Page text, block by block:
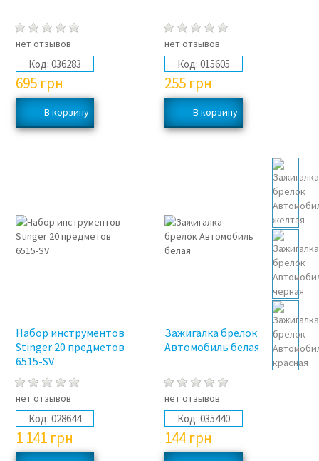
нет отзывов
Код: 036283
695 грн
нет отзывов
Код: 015605
255 грн
Набор инструментов
Stinger 20 предметов
6515-SV
нет отзывов
Код: 028644
1 141 грн
Зажигалка брелок
Автомобиль белая
нет отзывов
Код: 035440
144 грн